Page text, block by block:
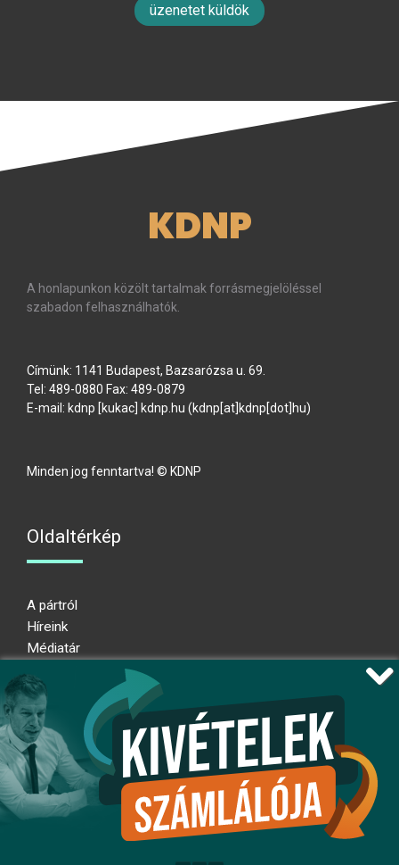
üzenetet küldök
KDNP
A honlapunkon közölt tartalmak forrásmegjelöléssel
szabadon felhasználhatók.
Címünk: 1141 Budapest, Bazsarózsa u. 69.
Tel: 489-0880 Fax: 489-0879
E-mail: kdnp [kukac] kdnp hu (kdnp[at]kdnp[dot]hu)
Minden jog fenntartva! © KDNP
Oldaltérkép
A pártról
Híreink
Médiatár
Adatkezelési nyilatkozat
Átláthatósági nyilatkozat
Ugrás az oldal tetejére
Kövessen minket!
x